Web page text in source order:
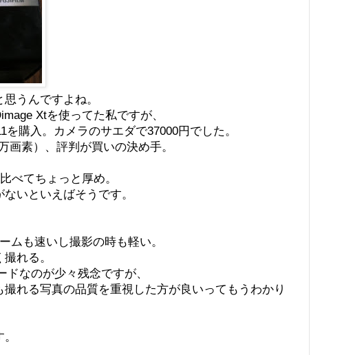
うんですよね。
Xtを使ってた私ですが、
購入。カメラのサエダで37000円でした。
画素）、評判が買いの決め手。
べてちょっと厚め。
いといえばそうです。
ムも速いし撮影の時も軽い。
れる。
なのが少々残念ですが、
れる写真の品質を重視した方が良いってもうわかり